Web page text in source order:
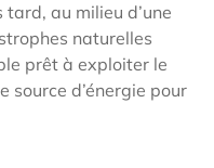
tard, au milieu d’une
naturelles
prêt à exploiter le
source d’énergie pour